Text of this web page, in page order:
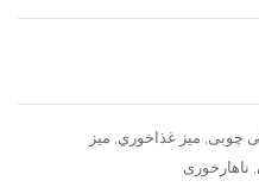
چوبی, ميز غذاخوري, میز
, ناهارخوری